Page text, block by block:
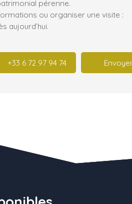
pérenne.
ou organiser une visite :
aujourd’hui.
+33 6 72 97 94 74